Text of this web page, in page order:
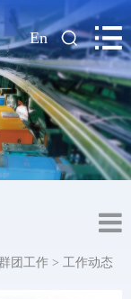
| En
群团工作 > 工作动态